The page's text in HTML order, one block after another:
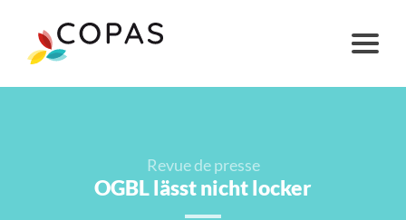
Revue de presse
OGBL lässt nicht locker